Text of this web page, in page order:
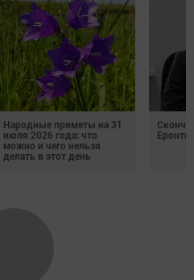
Народные приметы на 31
июля 2026 года: что
можно и чего нельзя
делать в этот день